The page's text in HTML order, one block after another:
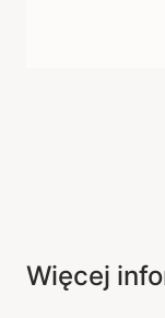
Więcej